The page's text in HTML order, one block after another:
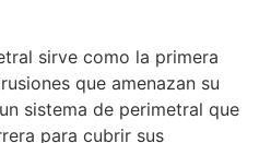
sirve como la primera
que amenazan su
sistema de perimetral que
para cubrir sus